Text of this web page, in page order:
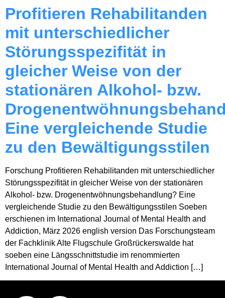
Profitieren Rehabilitanden
mit unterschiedlicher
Störungsspezifität in
gleicher Weise von der
stationären Alkohol- bzw.
Eine vergleichende Studie
zu den Bewältigungsstilen
Forschung Profitieren Rehabilitanden mit unterschiedlicher
Störungsspezifität in gleicher Weise von der stationären
Alkohol- bzw. Drogenentwöhnungsbehandlung? Eine
vergleichende Studie zu den Bewältigungsstilen Soeben
erschienen im International Journal of Mental Health and
Addiction, März 2026 english version Das Forschungsteam
der Fachklinik Alte Flugschule Großrückerswalde hat
soeben eine Längsschnittstudie im renommierten
International Journal of Mental Health and Addiction […]